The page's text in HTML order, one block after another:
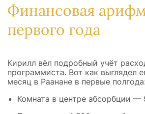
Финансовая
первого года
Кирилл вёл подробный учёт
программиста. Вот как выглядел
месяц в Раанане в первые
Комната в центре абсорбции —